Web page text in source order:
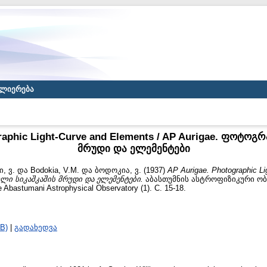
Light-Curve and Elements / AP Aurigae.
მრუდი და ელემენტები
ვ. და Bodokia, V.M. და ბოდოკია, ვ. (1937) AP Aurigae. Photographic
სიკაშკაშის მრუდი და ელემენტები. აბასთუმნის ასტროფიზიკური
Astrophysical Observatory (1). С. 15-18.
| გადახედვა